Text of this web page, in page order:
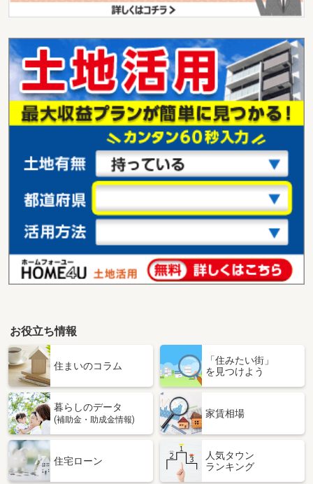
価 格
450万円
住 所
宮崎県宮崎市田野町乙
用途地域 １種住居
土地面積 272.44m²
宮崎県宮崎市下北方町俣萩
価 格
1,180万円
住 所
宮崎県宮崎市下北方町俣萩
用途地域 ２種中高
宮崎県宮崎市大字恒久
970万円
住 所
宮崎県宮崎市大字恒久
宮崎県宮崎市吉村町西田
価 格
1,540万円
住 所
宮崎県宮崎市吉村町西田
用途地域
２種中高
土地面積 216.56m²
宮崎県宮崎市城ケ崎４
980万円
お役立ち情報
住まいのコラム
「住みたい街」
を見つけよう
暮らしのデータ
(補助金・助成金情報)
家賃相場
住宅ローン
人気タウン
ランキング